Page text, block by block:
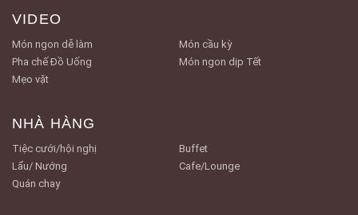
VIDEO
Món ngon dễ làm
Món cầu kỳ
Pha chế Đồ Uống
Món ngon dịp Tết
Mẹo vặt
NHÀ HÀNG
Tiệc cưới/hội nghị
Buffet
Lẩu/ Nướng
Cafe/Lounge
Quán chay